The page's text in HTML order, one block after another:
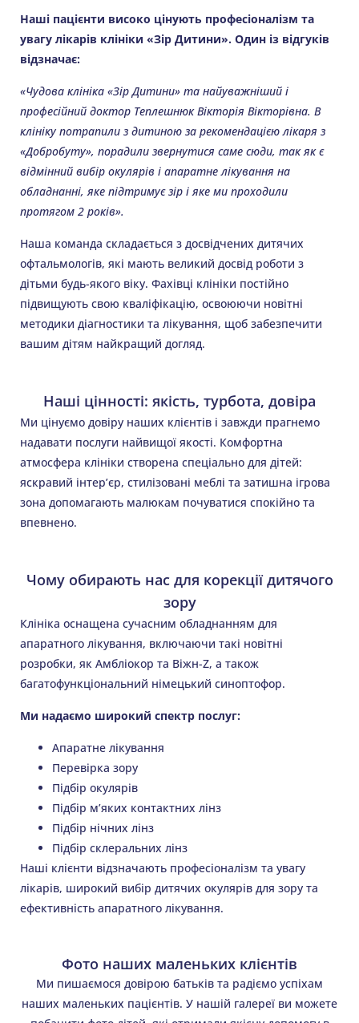
Наші пацієнти високо цінують професіоналізм та
увагу лікарів клініки «Зір Дитини». Один із відгуків
відзначає:
«Чудова клініка «Зір Дитини» та найуважніший і
професійний доктор Теплешнюк Вікторія Вікторівна. В
клініку потрапили з дитиною за рекомендацією лікаря з
«Добробуту», порадили звернутися саме сюди, так як є
відмінний вибір окулярів і апаратне лікування на
обладнанні, яке підтримує зір і яке ми проходили
протягом 2 років».
Наша команда складається з досвідчених дитячих
офтальмологів, які мають великий досвід роботи з
дітьми будь-якого віку. Фахівці клініки постійно
підвищують свою кваліфікацію, освоюючи новітні
методики діагностики та лікування, щоб забезпечити
вашим дітям найкращий догляд.
Наші цінності: якість, турбота, довіра
Ми цінуємо довіру наших клієнтів і завжди прагнемо
надавати послуги найвищої якості. Комфортна
атмосфера клініки створена спеціально для дітей:
яскравий інтер’єр, стилізовані меблі та затишна ігрова
зона допомагають малюкам почуватися спокійно та
впевнено.
Чому обирають нас для корекції дитячого
зору
Клініка оснащена сучасним обладнанням для
апаратного лікування, включаючи такі новітні
розробки, як Амбліокор та Віжн-Z, а також
багатофункціональний німецький синоптофор.
Ми надаємо широкий спектр послуг:
Апаратне лікування
Перевірка зору
Підбір окулярів
Підбір м’яких контактних лінз
Підбір нічних лінз
Підбір склеральних лінз
Наші клієнти відзначають професіоналізм та увагу
лікарів, широкий вибір дитячих окулярів для зору та
ефективність апаратного лікування.
Фото наших маленьких клієнтів
Ми пишаємося довірою батьків та радіємо успіхам
наших маленьких пацієнтів. У нашій галереї ви можете